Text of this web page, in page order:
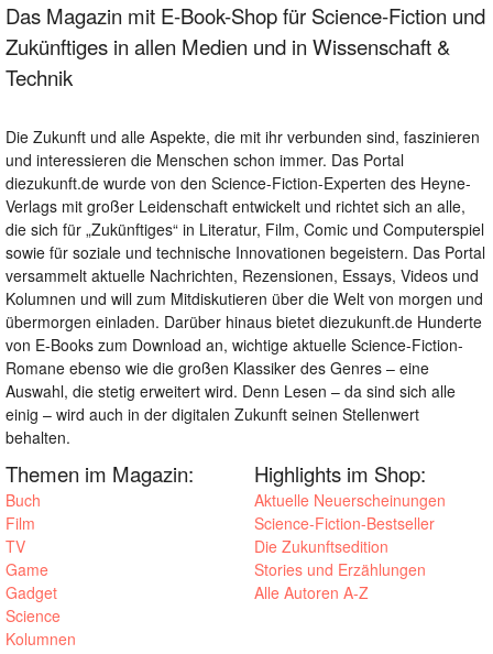
Das Magazin mit E-Book-Shop für Science-Fiction und
Zukünftiges in allen Medien und in Wissenschaft &
Technik
Die Zukunft und alle Aspekte, die mit ihr verbunden sind, faszinieren
und interessieren die Menschen schon immer. Das Portal
diezukunft.de wurde von den Science-Fiction-Experten des Heyne-
Verlags mit großer Leidenschaft entwickelt und richtet sich an alle,
die sich für „Zukünftiges“ in Literatur, Film, Comic und Computerspiel
sowie für soziale und technische Innovationen begeistern. Das Portal
versammelt aktuelle Nachrichten, Rezensionen, Essays, Videos und
Kolumnen und will zum Mitdiskutieren über die Welt von morgen und
übermorgen einladen. Darüber hinaus bietet diezukunft.de Hunderte
von E-Books zum Download an, wichtige aktuelle Science-Fiction-
Romane ebenso wie die großen Klassiker des Genres – eine
Auswahl, die stetig erweitert wird. Denn Lesen – da sind sich alle
einig – wird auch in der digitalen Zukunft seinen Stellenwert
behalten.
Themen im Magazin:
Buch
Film
TV
Game
Gadget
Science
Kolumnen
Highlights im Shop:
Aktuelle Neuerscheinungen
Science-Fiction-Bestseller
Die Zukunftsedition
Stories und Erzählungen
Alle Autoren A-Z